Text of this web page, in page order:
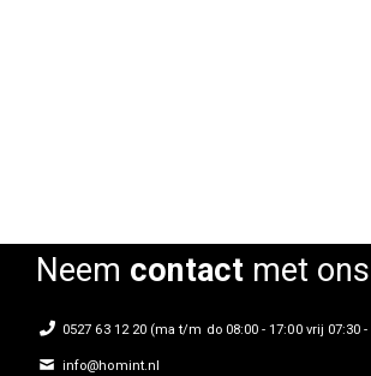
Neem contactmet
0527 63 12 20 (ma t/m do 08:00 - 17:00 vrij 07:30 -
info@homint.nl